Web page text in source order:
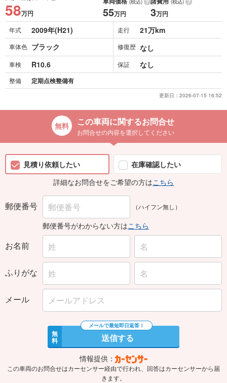
58万円
(税込)
55万円
(税込)
3万円
年式 2009年(H21) 走行 21万km
車体色 ブラック 修復歴 なし
車検 R10.6 保証 なし
整備 定期点検整備有
更新日： 2026-07-15 16:52
この車両に関するお問合せ
お問合せの内容を選択してください
見積り依頼したい
在庫確認したい
詳細なお問合せをご希望の方はこちら
郵便番号 （ハイフン無し）
郵便番号がわからない方はこちら
お名前
ふりがな
メール
無
料 送信する
情報提供：
この車両のお問合せはカーセンサー経由で行われ、回答はカーセンサーから届
きます。